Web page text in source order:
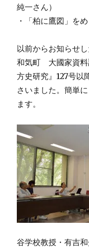
純一さん）
・「柏に鷹図」を
以前からお知らせ
和気町 大國家資料
方史研究』127号以
さいました。簡単
ます。
谷学校教授・有吉